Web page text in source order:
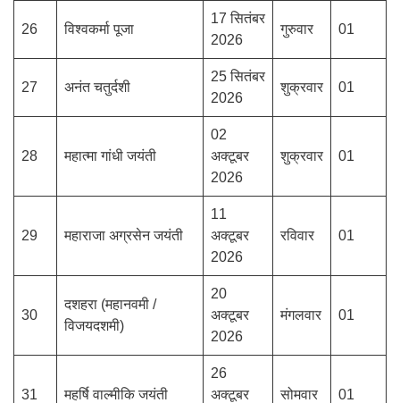
26 विश्वकर्मा पूजा
17 सितंबर
2026
गुरुवार 01
27 अनंत चतुर्दशी
25 सितंबर
2026
शुक्रवार 01
28 महात्मा गांधी जयंती
02
अक्टूबर
2026
शुक्रवार 01
29 महाराजा अग्रसेन जयंती
11
अक्टूबर
2026
रविवार 01
30
दशहरा (महानवमी /
विजयदशमी)
20
अक्टूबर
2026
मंगलवार 01
31 महर्षि वाल्मीकि जयंती
26
अक्टूबर
सोमवार 01